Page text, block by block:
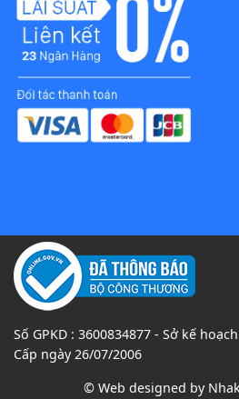
Số GPKD : 3600834877 - Sở kế
Cấp ngày 26/07/2006
© Web designed by